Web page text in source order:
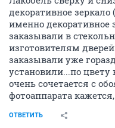
декоративное
именно декоративное
заказывали в
изготовителям
заказывали уже
установили...по цвету
очень сочетается с
фотоаппарата
ОТВЕТИТЬ